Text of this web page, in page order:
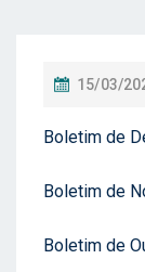
P
S
15/03/
Boletim de
Boletim de
Boletim de